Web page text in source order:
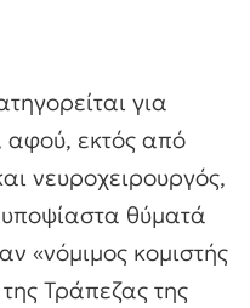
για
εκτός από
νευροχειρουργός,
θύματά
«νόμιμος κομιστής
Τράπεζας της